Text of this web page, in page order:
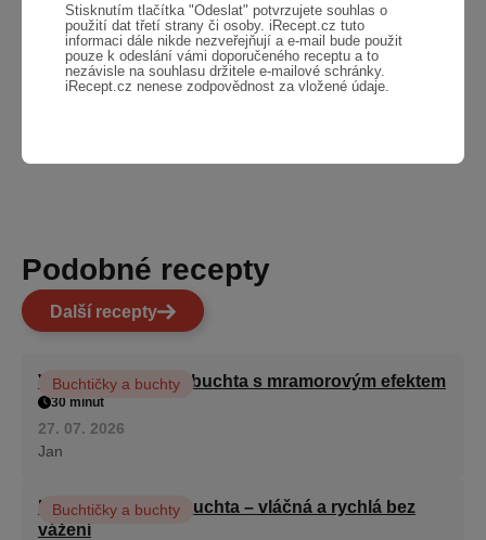
Podobné recepty
Další recepty
Vláčná olejová litá buchta s mramorovým efektem
Buchtičky a buchty
30 minut
27. 07. 2026
Jan
Hrnková maková buchta – vláčná a rychlá bez
vážení
Buchtičky a buchty
Stisknutím tlačítka "Odeslat" potvrzujete souhlas o
použití dat třetí strany či osoby. iRecept.cz tuto
informaci dále nikde nezveřejňují a e-mail bude použit
pouze k odeslání vámi doporučeného receptu a to
nezávisle na souhlasu držitele e-mailové schránky.
iRecept.cz nenese zodpovědnost za vložené údaje.